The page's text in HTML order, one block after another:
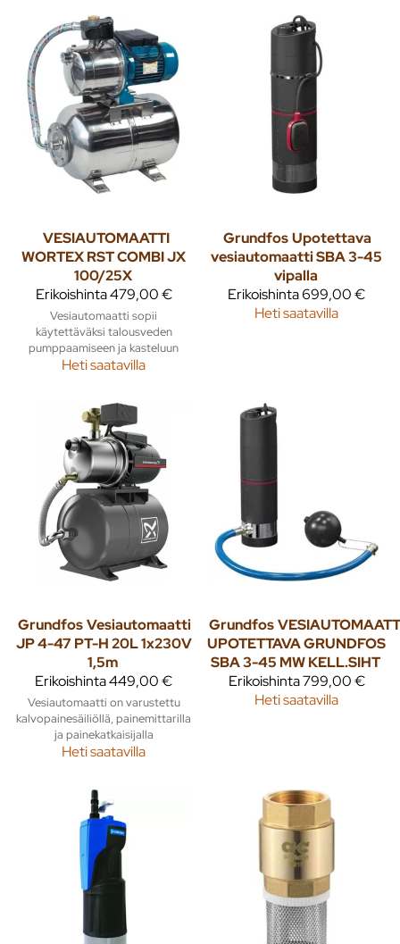
VESIAUTOMAATTI
WORTEX RST COMBI JX
100/25X
Erikoishinta479,00 €
Vesiautomaatti sopii
käytettäväksi talousveden
pumppaamiseen ja kasteluun
Heti saatavilla
GrundfosUpotettava
vesiautomaatti SBA 3-45
vipalla
Erikoishinta699,00 €
Heti saatavilla
GrundfosVesiautomaatti
JP 4-47 PT-H 20L 1x230V
1,5m
Erikoishinta449,00 €
Vesiautomaatti on varustettu
kalvopainesäiliöllä, painemittarilla
ja painekatkaisijalla
Heti saatavilla
Grundfos
UPOTETTAVA GRUNDFOS
SBA 3-45 MW KELL.SIHT
Erikoishinta799,00 €
Heti saatavilla